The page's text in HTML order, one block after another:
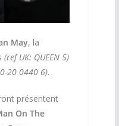
May, la
(ref UK: QUEEN 5)
20 0440 6).
présentent
On The